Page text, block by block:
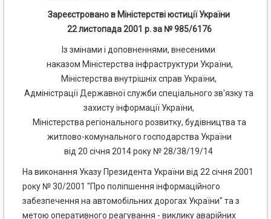
Зареєстровано в Міністерстві юстиції України
22 листопада 2001 р. за № 985/6176
Із змінами і доповненнями, внесеними
наказом Міністерства інфраструктури України,
Міністерства внутрішніх справ України,
Адміністрації Державної служби спеціального зв'язку та
захисту інформації України,
Міністерства регіонального розвитку, будівництва та
житлово-комунального господарства України
від 20 січня 2014 року № 28/38/19/14
На виконання Указу Президента України від 22 січня 2001
року № 30/2001 "Про поліпшення інформаційного
забезпечення на автомобільних дорогах України" та з
метою оперативного реагування - виклику аварійних